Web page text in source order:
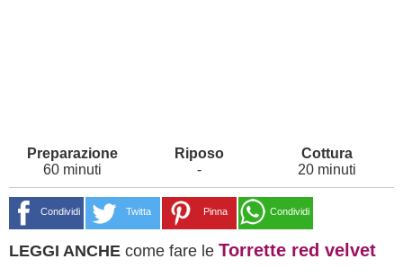
60 minuti - 20 minuti
Condividi Twitta Pinna Condividi
LEGGI ANCHE come fare le Torrette red velvet